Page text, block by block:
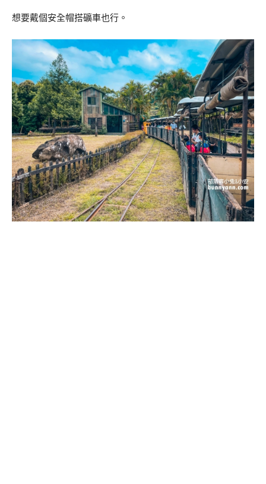
想要戴個安全帽搭礦車也行。